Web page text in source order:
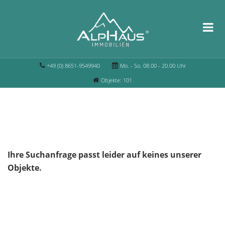
+49 (0) 8651-9549940
Mo. - So. 08.00 - 20.00 Uhr
Objekte: 101
Ihre Suchanfrage passt leider auf keines unserer
Objekte.